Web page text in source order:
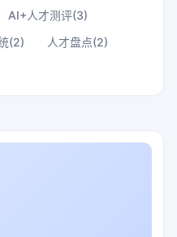
AI+人才测评(3)
(2)
人才盘点(2)